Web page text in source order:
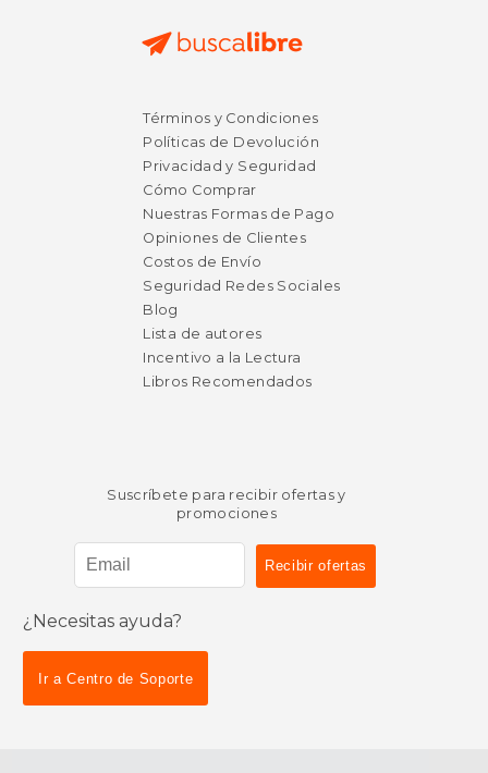
Términos y Condiciones
Políticas de Devolución
Privacidad y Seguridad
Cómo Comprar
Nuestras Formas de Pago
Opiniones de Clientes
Costos de Envío
Seguridad Redes Sociales
Blog
Lista de autores
Incentivo a la Lectura
Libros Recomendados
Suscríbete para recibir ofertas y
promociones
¿Necesitas ayuda?
Ir a Centro de Soporte